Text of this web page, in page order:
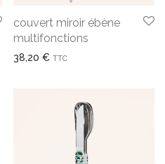
couvert miroir ébène
multifonctions
38,20 € TTC